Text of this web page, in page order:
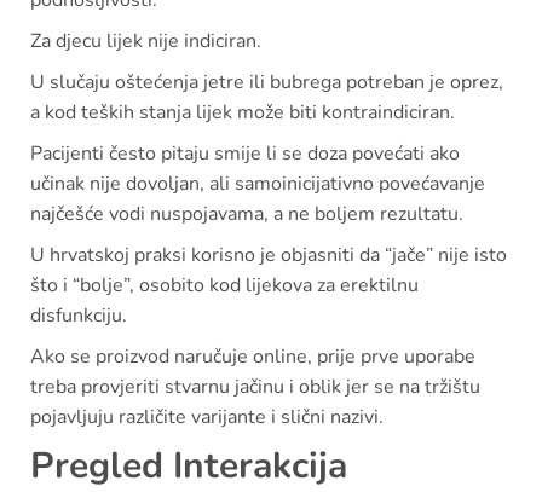
Za djecu lijek nije indiciran.
U slučaju oštećenja jetre ili bubrega potreban je oprez,
a kod teških stanja lijek može biti kontraindiciran.
Pacijenti često pitaju smije li se doza povećati ako
učinak nije dovoljan, ali samoinicijativno povećavanje
najčešće vodi nuspojavama, a ne boljem rezultatu.
U hrvatskoj praksi korisno je objasniti da “jače” nije isto
što i “bolje”, osobito kod lijekova za erektilnu
disfunkciju.
Ako se proizvod naručuje online, prije prve uporabe
treba provjeriti stvarnu jačinu i oblik jer se na tržištu
pojavljuju različite varijante i slični nazivi.
Pregled Interakcija